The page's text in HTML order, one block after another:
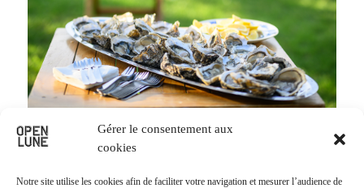
Gérer le consentement aux
cookies
Notre site utilise les cookies afin de faciliter votre navigation et mesurer l’audience de